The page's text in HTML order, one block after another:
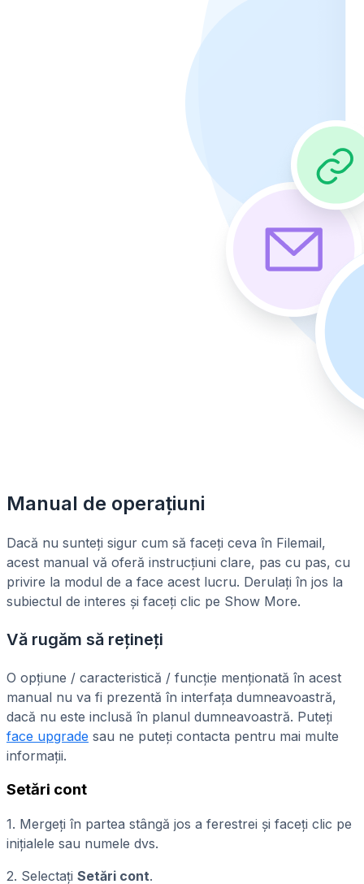
Manual de operațiuni
Dacă nu sunteți sigur cum să faceți ceva în Filemail,
acest manual vă oferă instrucțiuni clare, pas cu pas, cu
privire la modul de a face acest lucru. Derulați în jos la
subiectul de interes și faceți clic pe Show More.
Vă rugăm să rețineți
O opțiune / caracteristică / funcție menționată în acest
manual nu va fi prezentă în interfața dumneavoastră,
dacă nu este inclusă în planul dumneavoastră. Puteți
face upgrade sau ne puteți contacta pentru mai multe
informații.
Setări cont
1. Mergeți în partea stângă jos a ferestrei și faceți clic pe
inițialele sau numele dvs.
2. Selectați Setări cont.